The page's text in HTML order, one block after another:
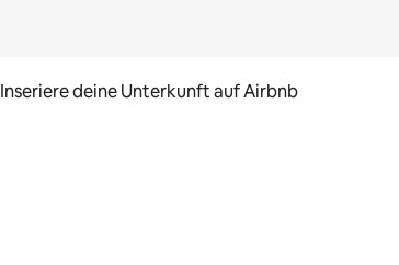
Inseriere deine Unterkunft auf Airbnb